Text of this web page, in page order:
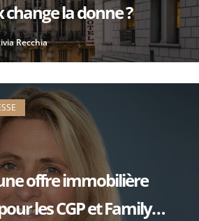
change la donne ?
Recchia
offre immobilière
les CGP et Family